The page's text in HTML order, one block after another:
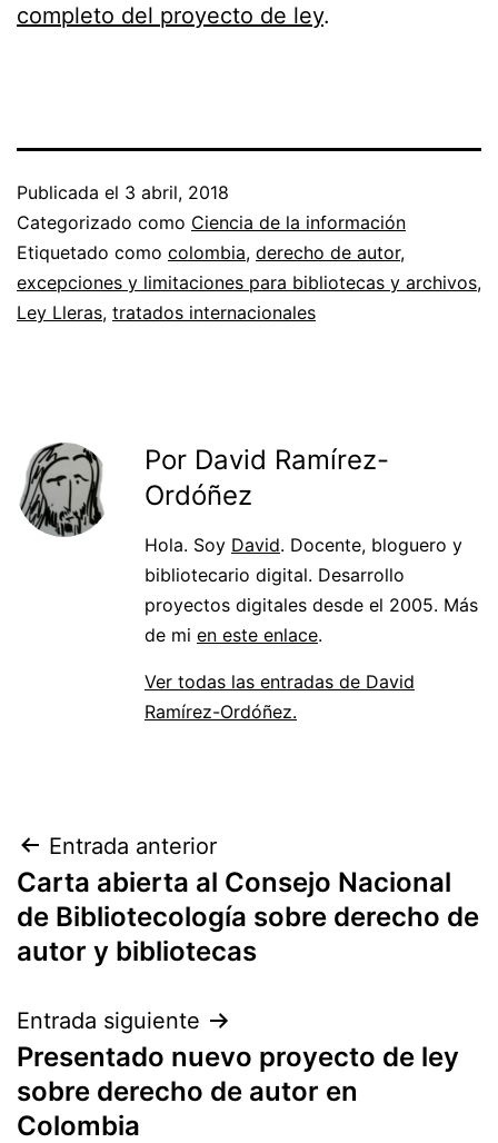
completo del proyecto de ley.
Publicada el 3 abril, 2018
Categorizado como Ciencia de la información
Etiquetado como colombia, derecho de autor,
excepciones y limitaciones para bibliotecas y archivos,
Ley Lleras, tratados internacionales
Por David Ramírez-
Ordóñez
Hola. Soy David. Docente, bloguero y
bibliotecario digital. Desarrollo
proyectos digitales desde el 2005. Más
de mi en este enlace.
Ver todas las entradas de David
Ramírez-Ordóñez.
Navegación
de
entradas
Entrada anterior
Carta abierta al Consejo Nacional
de Bibliotecología sobre derecho de
autor y bibliotecas
Entrada siguiente
Presentado nuevo proyecto de ley
sobre derecho de autor en
Colombia